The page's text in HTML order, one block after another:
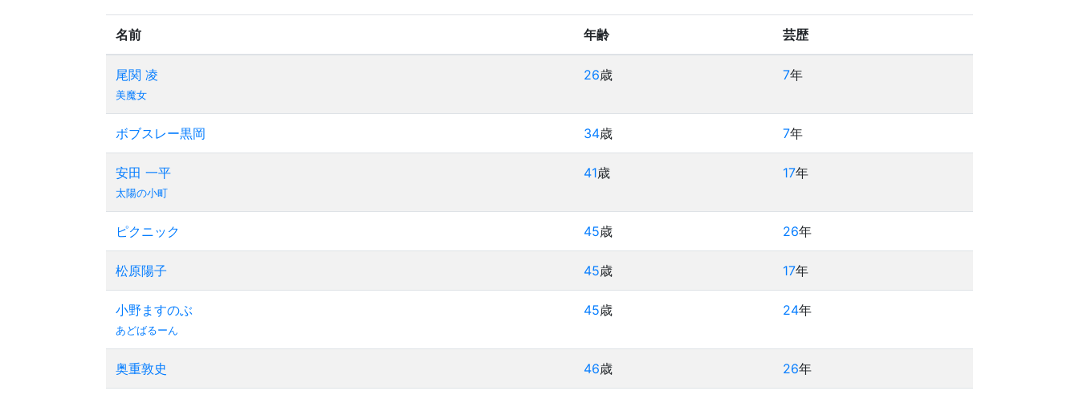
名前 年齢 芸歴
尾関 凌
美魔女
26歳 7年
ボブスレー黒岡 34歳 7年
安田 一平
太陽の小町
41歳 17年
ピクニック 45歳 26年
松原陽子 45歳 17年
小野ますのぶ
あどばるーん
45歳 24年
奥重敦史 46歳 26年